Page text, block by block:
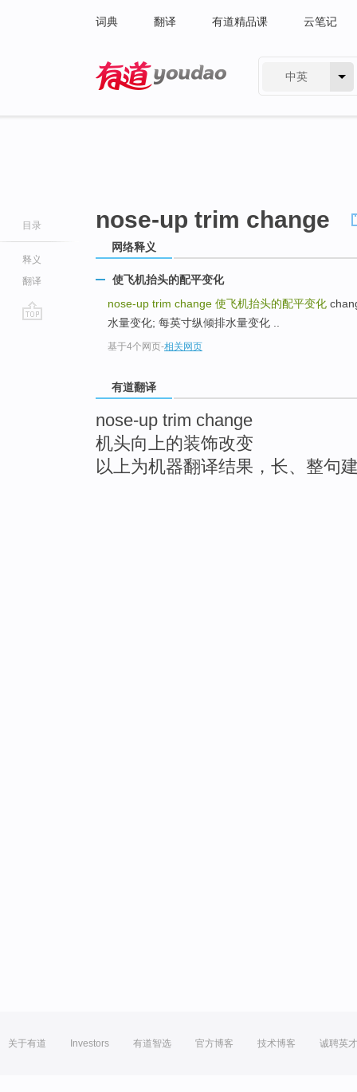
词典 翻译 有道精品课 云笔记
中英
目录
释义
翻译
nose-up trim change
网络释义
使飞机抬头的配平变化
nose-up trim change 使飞机抬头的配平变化
水量变化; 每英寸纵倾排水量变化 ..
基于4个网页-相关网页
有道翻译
nose-up trim change
机头向上的装饰改变
以上为机器翻译结果，长、整句
关于有道 Investors 有道智选 官方博客 技术博客 诚聘英才